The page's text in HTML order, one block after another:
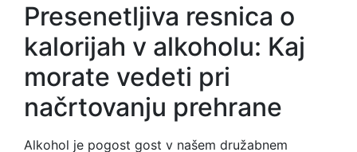
Presenetljiva resnica o
kalorijah v alkoholu: Kaj
morate vedeti pri
načrtovanju prehrane
Alkohol je pogost gost v našem družabnem